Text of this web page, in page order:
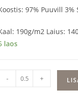
97% Puuvill 3%
190g/m2 Laius:
laos
Lillekimp
- +